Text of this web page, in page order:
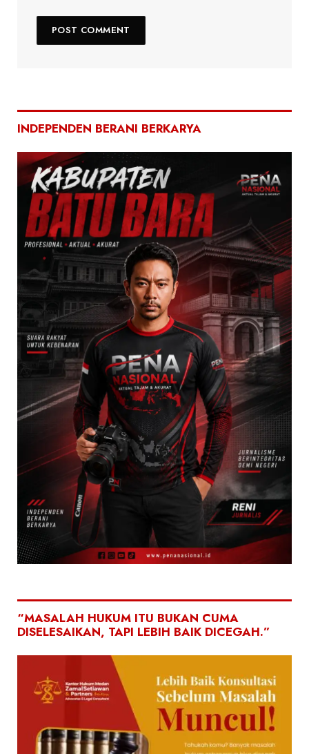
INDEPENDEN BERANI BERKARYA
“MASALAH HUKUM ITU BUKAN CUMA
DISELESAIKAN, TAPI LEBIH BAIK DICEGAH.”